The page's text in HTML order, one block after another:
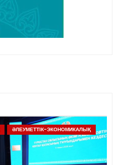
ӘЛЕУМЕТТІК-ЭКОНОМИКАЛЫҚ